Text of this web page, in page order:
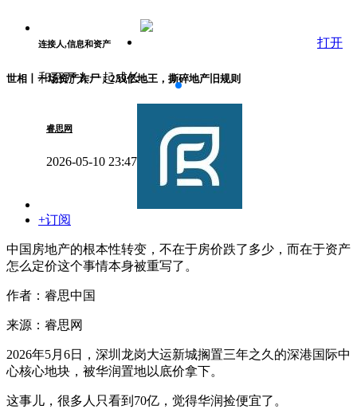
连接人,信息和资产
和百万人一起成长
打开
世相丨一场资产诈尸：239亿地王，撕碎地产旧规则
睿思网
2026-05-10 23:47
+订阅
中国房地产的根本性转变，不在于房价跌了多少，而在于资产
怎么定价这个事情本身被重写了。
作者：睿思中国
来源：睿思网
2026年5月6日，深圳龙岗大运新城搁置三年之久的深港国际中
心核心地块，被华润置地以底价拿下。
这事儿，很多人只看到70亿，觉得华润捡便宜了。